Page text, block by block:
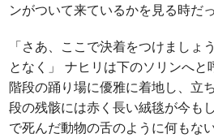
ンがついて来ているかを見る時だっ
「さあ、ここで決着をつけましょ
となく」 ナヒリは下のソリンへ
階段の踊り場に優雅に着地し、立
段の残骸には赤く長い絨毯が今も
で死んだ動物の舌のように何もな